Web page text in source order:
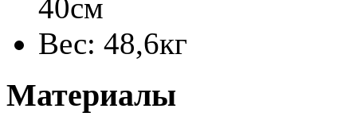
40см
Вес: 48,6кг
Материалы